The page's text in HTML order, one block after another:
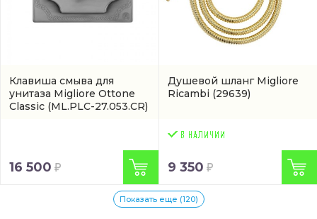
Клавиша смыва для
унитаза Migliore Ottone
Classic (ML.PLC-27.053.CR)
16 500
Душевой шланг Migliore
Ricambi (29639)
9 350
Показать еще (120)